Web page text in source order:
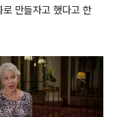
만들자고 했다고 한